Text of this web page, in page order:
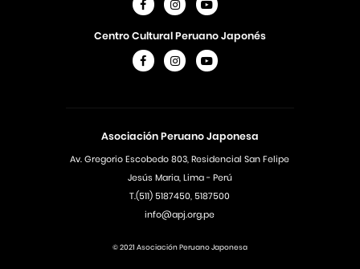
Asociación Peruano Japonesa
Av. Gregorio Escobedo 803, Residencial San Felipe
Jesús Maria, Lima - Perú
T.(511) 5187450, 5187500
info@apj.org.pe
Centro Cultural Peruano Japonés
© 2021 Asociación Peruano Japonesa